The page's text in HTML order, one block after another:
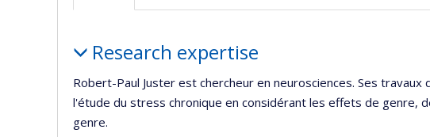
Research expertise
Robert-Paul Juster est chercheur en neurosciences. Ses
l'étude du stress chronique en considérant les effets de genre,
genre.